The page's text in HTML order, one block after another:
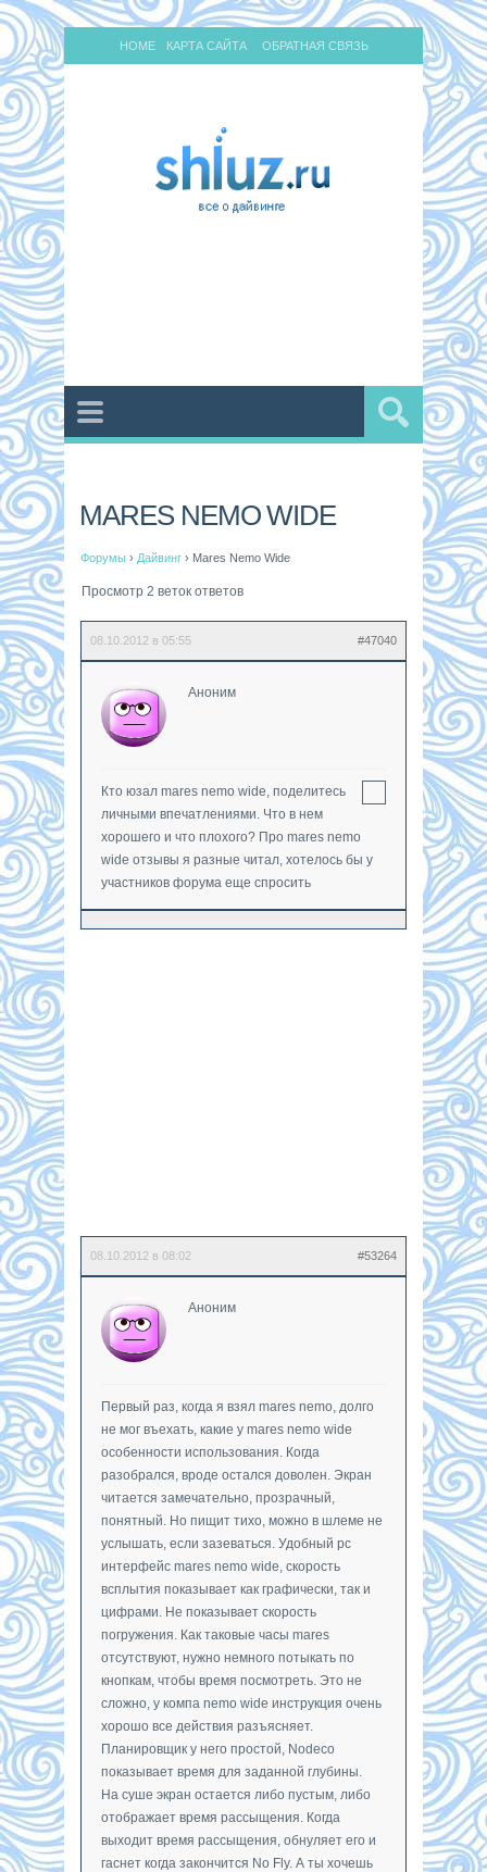
HOME КАРТА САЙТА ОБРАТНАЯ СВЯЗЬ
MARES NEMO WIDE
Форумы › Дайвинг › Mares Nemo Wide
Просмотр 2 веток ответов
08.10.2012 в 05:55 #47040
Аноним
Кто юзал mares nemo wide, поделитесь
личными впечатлениями. Что в нем
хорошего и что плохого? Про mares nemo
wide отзывы я разные читал, хотелось бы у
участников форума еще спросить
08.10.2012 в 08:02 #53264
Аноним
Первый раз, когда я взял mares nemo, долго
не мог въехать, какие у mares nemo wide
особенности использования. Когда
разобрался, вроде остался доволен. Экран
читается замечательно, прозрачный,
понятный. Но пищит тихо, можно в шлеме не
услышать, если зазеваться. Удобный pc
интерфейс mares nemo wide, скорость
всплытия показывает как графически, так и
цифрами. Не показывает скорость
погружения. Как таковые часы mares
отсутствуют, нужно немного потыкать по
кнопкам, чтобы время посмотреть. Это не
сложно, у компа nemo wide инструкция очень
хорошо все действия разъясняет.
Планировщик у него простой, Nodeco
показывает время для заданной глубины.
На суше экран остается либо пустым, либо
отображает время рассыщения. Когда
выходит время рассыщения, обнуляет его и
гаснет когда закончится No Fly. А ты хочешь